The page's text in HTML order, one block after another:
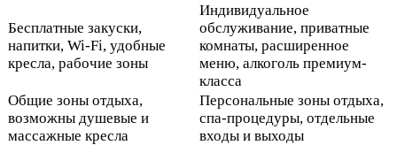
Бесплатные закуски,
напитки, Wi-Fi, удобные
кресла, рабочие зоны
Индивидуальное
обслуживание, приватные
комнаты, расширенное
меню, алкоголь премиум-
класса
Общие зоны отдыха,
возможны душевые и
массажные кресла
Персональные зоны отдыха,
спа-процедуры, отдельные
входы и выходы